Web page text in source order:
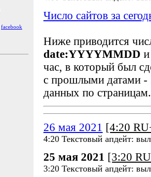
facebook
Число сайтов за
Ниже приводится
date:YYYYMMDD
час, в который был
с прошлыми датами -
данных по страницам.
26 мая 2021 [4:20
4:20 Текстовый апдейт:
25 мая 2021 [3:20
3:20 Текстовый апдейт: